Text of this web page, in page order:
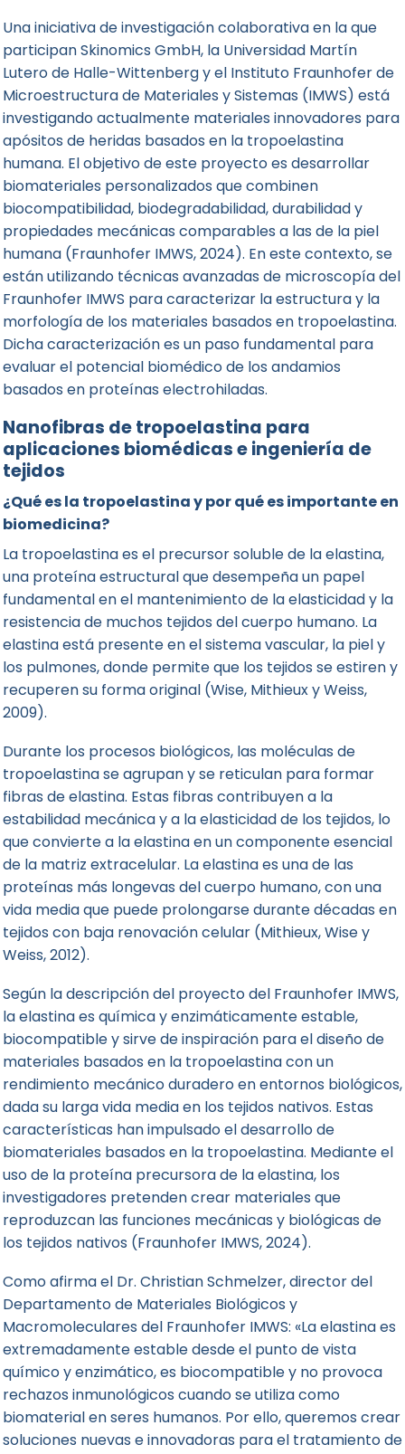
Una iniciativa de investigación colaborativa en la que
participan Skinomics GmbH, la Universidad Martín
Lutero de Halle-Wittenberg y el Instituto Fraunhoferde
Microestructura de Materiales y Sistemas (IMWS) está
investigando actualmente materiales innovadores para
apósitos de heridas basados en la tropoelastina
humana. El objetivo de este proyecto es desarrollar
biomateriales personalizados que combinen
biocompatibilidad, biodegradabilidad, durabilidad y
propiedades mecánicas comparables a las de la piel
humana (Fraunhofer IMWS, 2024). En este contexto, se
están utilizando técnicas avanzadas de microscopía del
Fraunhofer IMWS para caracterizar la estructura y la
morfología de los materiales basados en tropoelastina.
Dicha caracterización es un paso fundamental para
evaluar el potencial biomédico de los andamios
basados en proteínas electrohiladas.
Nanofibras de tropoelastina para
aplicaciones biomédicas e ingeniería de
tejidos
¿Qué es la tropoelastina y por qué es importante en
biomedicina?
La tropoelastina es el precursor soluble de la elastina,
una proteína estructural que desempeña un papel
fundamental en el mantenimiento de la elasticidad y la
resistencia de muchos tejidos del cuerpo humano. La
elastina está presente en el sistema vascular, la piel y
los pulmones, donde permite que los tejidos se estiren y
recuperen su forma original (Wise, Mithieux y Weiss,
2009).
Durante los procesos biológicos, las moléculas de
tropoelastina se agrupan y se reticulan para formar
fibras de elastina. Estas fibras contribuyen a la
estabilidad mecánica y a la elasticidad de los tejidos, lo
que convierte a la elastina en un componente esencial
de la matriz extracelular. La elastina es una de las
proteínas más longevas del cuerpo humano, con una
vida media que puede prolongarse durante décadas en
tejidos con baja renovación celular (Mithieux, Wise y
Weiss, 2012).
Según la descripción del proyecto del Fraunhofer IMWS,
la elastina es química y enzimáticamente estable,
biocompatible y sirve de inspiración para el diseño de
materiales basados en la tropoelastina con un
rendimiento mecánico duradero en entornos biológicos,
dada su larga vida media en los tejidos nativos. Estas
características han impulsado el desarrollo de
biomateriales basados en la tropoelastina. Mediante el
uso de la proteína precursora de la elastina, los
investigadores pretenden crear materiales que
reproduzcan las funciones mecánicas y biológicas de
los tejidos nativos (Fraunhofer IMWS, 2024).
Como afirma el Dr. Christian Schmelzer, director del
Departamento de Materiales Biológicos y
Macromoleculares del Fraunhofer IMWS: «La elastina es
extremadamente estable desde el punto de vista
químico y enzimático, es biocompatible y no provoca
rechazos inmunológicos cuando se utiliza como
biomaterial en seres humanos. Por ello, queremos crear
soluciones nuevas e innovadoras para el tratamiento de